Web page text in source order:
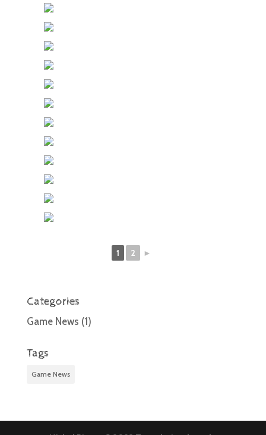
1 2 ►
Categories
Game News (1)
Tags
Game News